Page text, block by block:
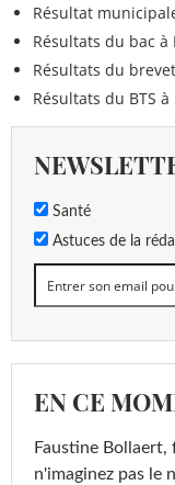
Résultat
Résultats du bac à
Résultats du
Résultats du BTS
Santé
Astuces de la
EN CE
Faustine Bollaert,
n'imaginez pas le